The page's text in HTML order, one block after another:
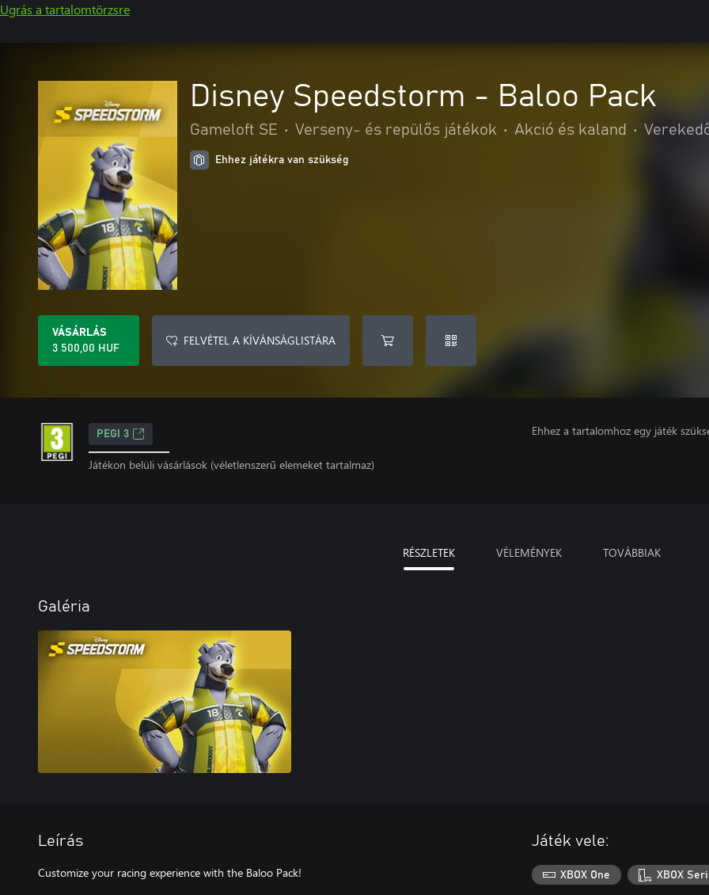
Ugrás a tartalomtörzsre
Disney Speedstorm - Baloo Pack
Gameloft SE • Verseny- és repülős játékok • Akció és kaland •
Ehhez játékra van szükség
VÁSÁRLÁS
3 500,00 HUF
FELVÉTEL A KÍVÁNSÁGLISTÁRA
PEGI 3
Játékon belüli vásárlások (véletlenszerű elemeket tartalmaz)
Ehhez a tartalomhoz egy játék
RÉSZLETEK VÉLEMÉNYEK TOVÁBBIAK
Galéria
Leírás
Customize your racing experience with the Baloo Pack!
Játék vele:
XBOX One XBOX